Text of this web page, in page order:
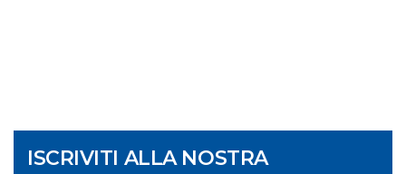
ISCRIVITI ALLA NOSTRA